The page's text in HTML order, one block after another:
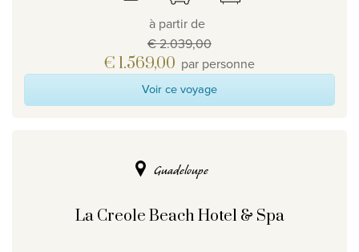
à partir de
€ 2.039,00
€ 1.569,00 par personne
Voir ce voyage
Guadeloupe
La Creole Beach Hotel & Spa